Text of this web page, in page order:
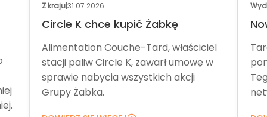
Z kraju|31.07.2026
Circle K chce kupić Żabkę
Alimentation Couche-Tard, właściciel
stacji paliw Circle K, zawarł umowę w
sprawie nabycia wszystkich akcji
Grupy Żabka.